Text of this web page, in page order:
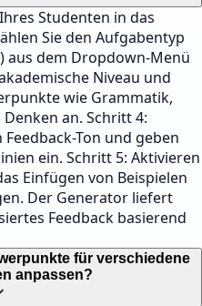
Studenten in das
Sie den Aufgabentyp
aus dem Dropdown-Menü
Niveau und
wie Grammatik,
an. Schritt 4:
Ton und geben
ein. Schritt 5: Aktivieren
Einfügen von Beispielen
Der Generator liefert
Feedback basierend
für verschiedene
anpassen?